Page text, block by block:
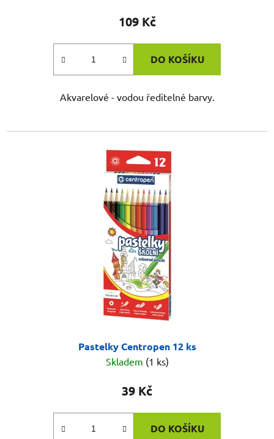
109 Kč
DO KOŠÍKU
Akvarelové - vodou ředitelné barvy.
Pastelky Centropen 12 ks
Skladem (1 ks)
39 Kč
DO KOŠÍKU